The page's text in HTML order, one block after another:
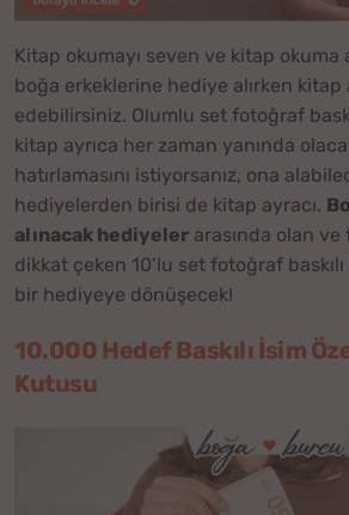
Kitap okumayı seven ve kitap okuma
boğa erkeklerine hediye alırken kitap
edebilirsiniz. Olumlu set fotoğraf
kitap ayrıca her zaman yanında
hatırlamasını istiyorsanız, ona
hediyelerden birisi de kitap ayracı.
alınacak hediyeler arasında olan
dikkat çeken 10’lu set fotoğraf
bir hediyeye dönüşecek!
10.000 Hedef Baskılı İsim
Kutusu